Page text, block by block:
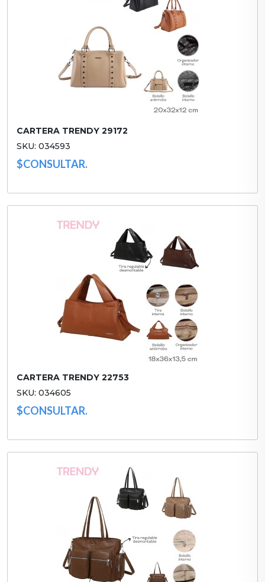
CARTERA TRENDY 29172
SKU: 034593
$CONSULTAR.
CARTERA TRENDY 22753
SKU: 034605
$CONSULTAR.